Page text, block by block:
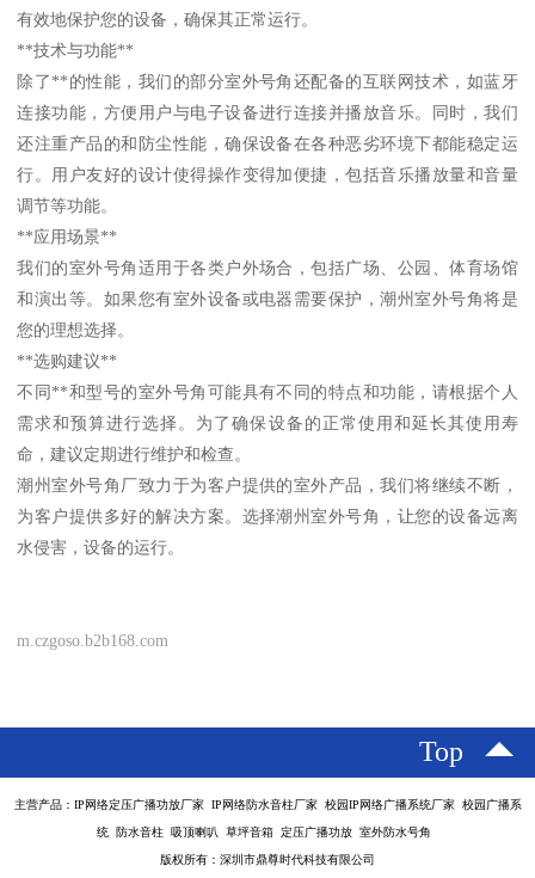
有效地保护您的设备，确保其正常运行。
**技术与功能**
除了**的性能，我们的部分室外号角还配备的互联网技术，如蓝牙
连接功能，方便用户与电子设备进行连接并播放音乐。同时，我们
还注重产品的和防尘性能，确保设备在各种恶劣环境下都能稳定运
行。用户友好的设计使得操作变得加便捷，包括音乐播放量和音量
调节等功能。
**应用场景**
我们的室外号角适用于各类户外场合，包括广场、公园、体育场馆
和演出等。如果您有室外设备或电器需要保护，潮州室外号角将是
您的理想选择。
**选购建议**
不同**和型号的室外号角可能具有不同的特点和功能，请根据个人
需求和预算进行选择。为了确保设备的正常使用和延长其使用寿
命，建议定期进行维护和检查。
潮州室外号角厂致力于为客户提供的室外产品，我们将继续不断，
为客户提供多好的解决方案。选择潮州室外号角，让您的设备远离
水侵害，设备的运行。
m.czgoso.b2b168.com
Top
主营产品：IP网络定压广播功放厂家 IP网络防水音柱厂家 校园IP网络广播系统厂家 校园广播系
统 防水音柱 吸顶喇叭 草坪音箱 定压广播功放 室外防水号角
版权所有：深圳市鼎尊时代科技有限公司